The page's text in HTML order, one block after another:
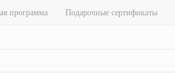
программа Подарочные сертификаты